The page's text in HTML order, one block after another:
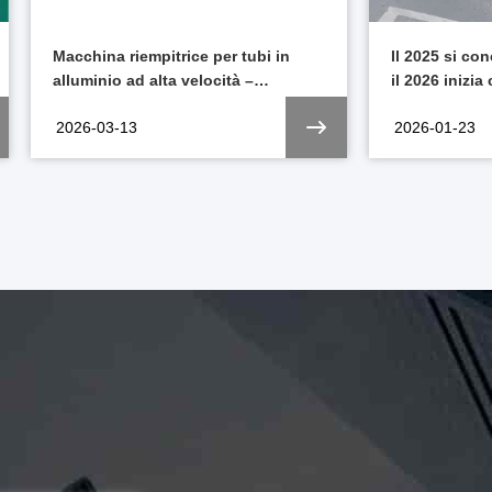
Il 2025 si conclude con successo, e
il 2026 inizia con energia
2026-01-23
Siringhe
Veterinaria:
2026-01-22